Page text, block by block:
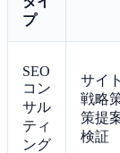
プ
SEO
コン
サル
ティ
ング
サイ
戦略
策提
検証